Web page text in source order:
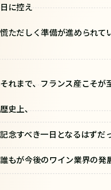
日に控え
慌ただしく準備が進められて
それまで、フランス産こそが
歴史上、
記念すべき一日となるはずだ
誰もが今後のワイン業界の発